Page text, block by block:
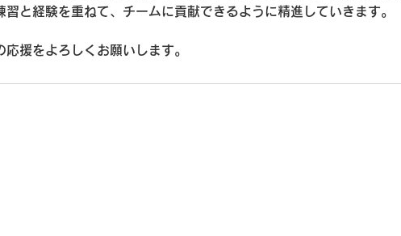
と経験を重ねて、チームに貢献できるように精進していきます。
援をよろしくお願いします。